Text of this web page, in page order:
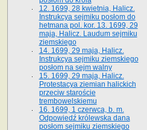
12. 1699, 28 kwietnia, Halicz.
Instrukcya sejmiku posłom do
hetmana pol. kor. 13. 1699, 29
maja, Halicz. Laudum sejmiku
ziemskiego
14. 1699, 29 maja, Halicz.
Instrukcya sejmiku ziemskiego
posłom na sejm walny
15. 1699, 29 maja, Halicz.
Protestacya ziemian halickich
przeciw staroście
trembowelskiemu
16. 1699, 1 czerwca, b. m.
Odpowiedź królewska dana
posłom sejmiku ziemskiego